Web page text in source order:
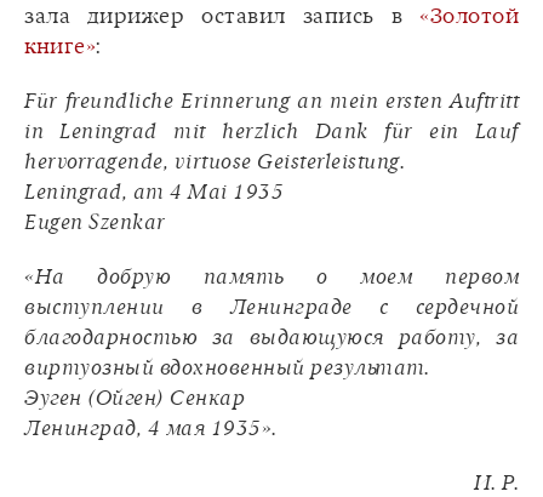
зала дирижер оставил запись в «Золотой
книге»:
Für freundliche Erinnerung an mein ersten Auftritt
in Leningrad mit herzlich Dank für ein Lauf
hervorragende, virtuose Geisterleistung.
Leningrad, am 4 Mai 1935
Eugen Szenkar
«На добрую память о моем первом
выступлении в Ленинграде с сердечной
благодарностью за выдающуюся работу, за
виртуозный вдохновенный результат.
Эуген (Ойген) Сенкар
Ленинград, 4 мая 1935».
И. Р.